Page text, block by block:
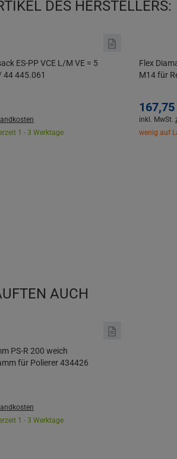
DES HERSTELLERS:
ES-PP VCE L/M VE = 5
44 445.061
1 - 3 Werktage
Flex
M14 für
167,75
inkl. MwSt.
wenig auf
AUCH
PS-R 200 weich
für Polierer 434426
1 - 3 Werktage